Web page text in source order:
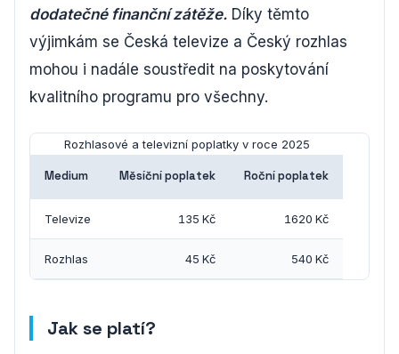
dodatečné finanční zátěže. Díky těmto
výjimkám se Česká televize a Český rozhlas
mohou i nadále soustředit na poskytování
kvalitního programu pro všechny.
Rozhlasové a televizní poplatky v roce 2025
Medium Měsíční poplatek Roční poplatek
Televize 135 Kč 1620 Kč
Rozhlas 45 Kč 540 Kč
Jak se platí?